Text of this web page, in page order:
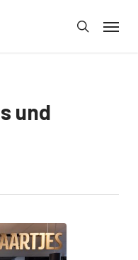
search
Menu
und